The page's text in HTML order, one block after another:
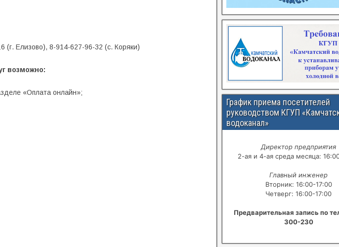
Елизово), 8-914-627-96-32 (с. Коряки)
возможно:
«Оплата онлайн»;
График приема посетителей
руководством КГУП
водоканал»
Директор предприятия
2-ая и 4-ая среда месяца:
Главный инженер
Вторник: 16:00-17:00
Четверг: 16:00-17:00
Предварительная запись по
300-230